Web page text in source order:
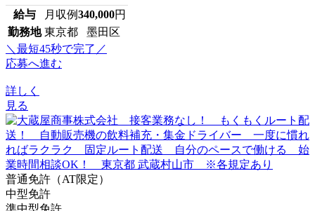
給与 月収例340,000円
勤務地 東京都 墨田区
＼最短45秒で完了／
応募へ進む
詳しく
見る
普通免許（AT限定）
中型免許
準中型免許